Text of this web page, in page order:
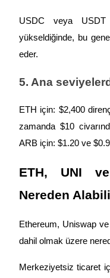
USDC veya USDT
yükseldiğinde, bu
eder.
5. Ana
ETH için: $2,400
zamanda $10
ARB için: $1.20 ve
ETH, UNI
Nereden
Ethereum, Uniswap
dahil olmak üzere
Merkeziyetsiz ticaret